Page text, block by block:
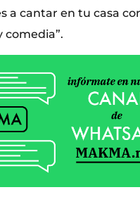
a cantar en tu casa